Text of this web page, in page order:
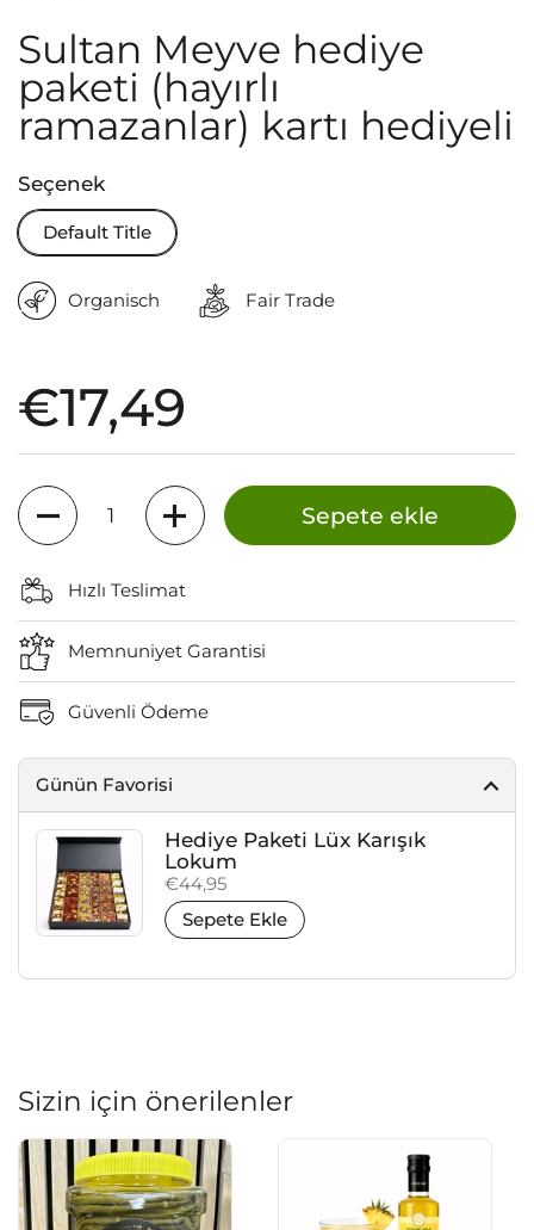
Sultan Meyve hediye
paketi (hayırlı
ramazanlar) kartı hediyeli
Seçenek
Default Title
Organisch Fair Trade
Fiyat:
€17,49
Miktar
Sepete ekle
Hızlı Teslimat
Memnuniyet Garantisi
Güvenli Ödeme
Günün Favorisi
Hediye Paketi Lüx Karışık
Lokum
Fiyat:
€44,95
Sepete Ekle
Sizin için önerilenler